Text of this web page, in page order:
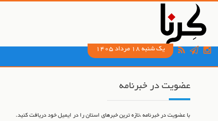
یک شنبه 18 مرداد 1405
عضویت در خبرنامه
با عضویت در خبرنامه ،تازه ترین خبرهای استان را در ایمیل خود دریافت کنید.